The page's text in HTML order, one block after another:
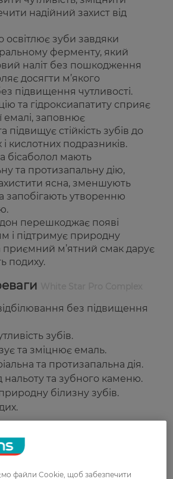
надійний захист від
освітлює зуби завдяки
ферменту, який
наліт без пошкодження
досягти м’якого
підвищення чутливості.
та гідроксиапатиту сприяє
емалі, заповнює
підвищує стійкість зубів до
кислотних подразників.
бісаболол мають
та протизапальну дію,
ясна, зменшують
запобігають утворенню
перешкоджає появі
і підтримує природну
приємний м’ятний смак дарує
подиху.
без підвищення
зубів.
та зміцнює емаль.
та протизапальна дія.
нальоту та зубного каменю.
білизну зубів.
файли Cookie, щоб забезпечити